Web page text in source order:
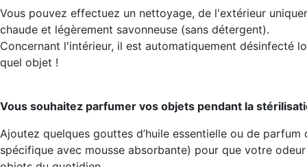
Vous pouvez effectuez un nettoyage, de l'extérieur
chaude et légèrement savonneuse (sans détergent).
Concernant l'intérieur, il est automatiquement désinfecté
quel objet !
Vous souhaitez parfumer vos objets pendant la
Ajoutez quelques gouttes d’huile essentielle ou de
spécifique avec mousse absorbante) pour que votre